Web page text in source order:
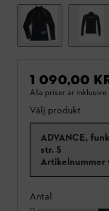
1 090,00
Alla priser är inklusive
Välj produkt
ADVANCE,
str. S
Artikelnummer
Antal